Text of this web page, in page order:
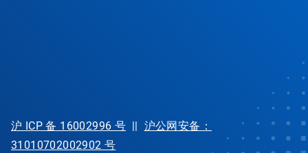
沪 ICP 备 16002996 号
沪公网安备：
31010702002902 号